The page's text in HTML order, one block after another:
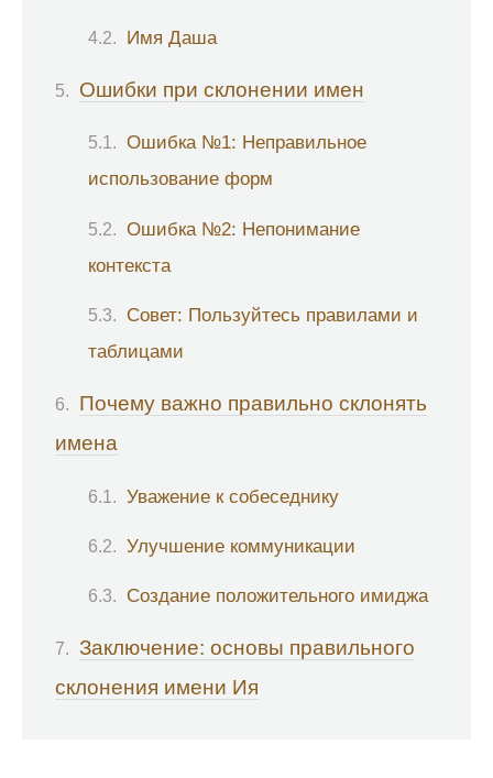
Имя Даша
Ошибки при склонении имен
Ошибка №1: Неправильное
использование форм
Ошибка №2: Непонимание
контекста
Совет: Пользуйтесь правилами и
таблицами
Почему важно правильно склонять
имена
Уважение к собеседнику
Улучшение коммуникации
Создание положительного имиджа
Заключение: основы правильного
склонения имени Ия